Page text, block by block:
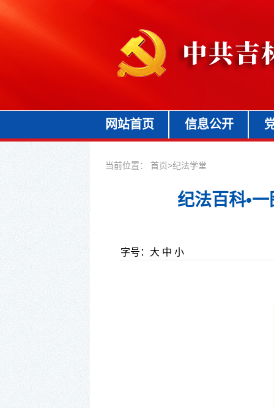
网站首页 信息公开
当前位置： 首页>纪法学堂
纪法百科•
字号： 大 中 小